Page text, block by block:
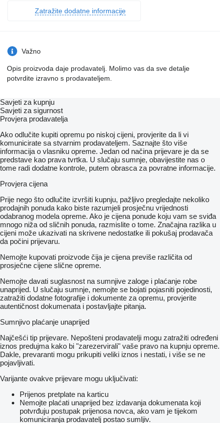
Zatražite dodatne informacije
Važno
Opis proizvoda daje prodavatelj. Molimo vas da sve detalje
potvrdite izravno s prodavateljem.
Savjeti za kupnju
Savjeti za sigurnost
Provjera prodavatelja
Ako odlučite kupiti opremu po niskoj cijeni, provjerite da li vi
komunicirate sa stvarnim prodavateljem. Saznajte što više
informacija o vlasniku opreme. Jedan od načina prijevare je da se
predstave kao prava tvrtka. U slučaju sumnje, obavijestite nas o
tome radi dodatne kontrole, putem obrasca za povratne informacije.
Provjera cijena
Prije nego što odlučite izvršiti kupnju, pažljivo pregledajte nekoliko
prodajnih ponuda kako biste razumjeli prosječnu vrijednosti
odabranog modela opreme. Ako je cijena ponude koju vam se sviđa
mnogo niža od sličnih ponuda, razmislite o tome. Značajna razlika u
cijeni može ukazivati ​​na skrivene nedostatke ili pokušaj prodavača
da počini prijevaru.
Nemojte kupovati proizvode čija je cijena previše različita od
prosječne cijene slične opreme.
Nemojte davati suglasnost na sumnjive zaloge i plaćanje robe
unaprijed. U slučaju sumnje, nemojte se bojati pojasniti pojedinosti,
zatražiti dodatne fotografije i dokumente za opremu, provjerite
autentičnost dokumenata i postavljajte pitanja.
Sumnjivo plaćanje unaprijed
Najčešći tip prijevare. Nepošteni prodavatelji mogu zatražiti određeni
iznos predujma kako bi "zarezervirali" vaše pravo na kupnju opreme.
Dakle, prevaranti mogu prikupiti veliki iznos i nestati, i više se ne
pojavljivati.
Varijante ovakve prijevare mogu uključivati:
Prijenos pretplate na karticu
Nemojte plaćati unaprijed bez izdavanja dokumenata koji
potvrđuju postupak prijenosa novca, ako vam je tijekom
komuniciranja prodavatelj postao sumljiv.